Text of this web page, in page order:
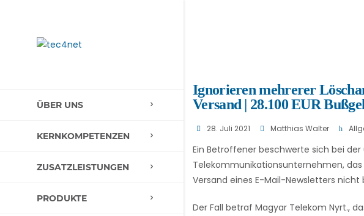
ÜBER UNS
KERNKOMPETENZEN
ZUSATZLEISTUNGEN
PRODUKTE
Ignorieren mehrerer
Versand | 28.100 EUR
28. Juli 2021 Matthias Walter
Ein Betroffener beschwerte sich bei
Telekommunikationsunternehmen,
Versand eines E-Mail-Newsletters
Der Fall betraf Magyar Telekom Nyrt.,